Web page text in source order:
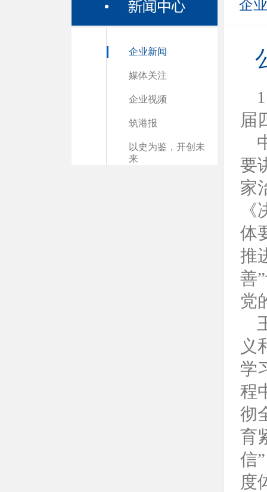
企业新闻
媒体关注
企业视频
筑港报
以史为鉴，开创未
来
企
届
要
家
体
推
善
党
义
学
程
彻
育
信
度